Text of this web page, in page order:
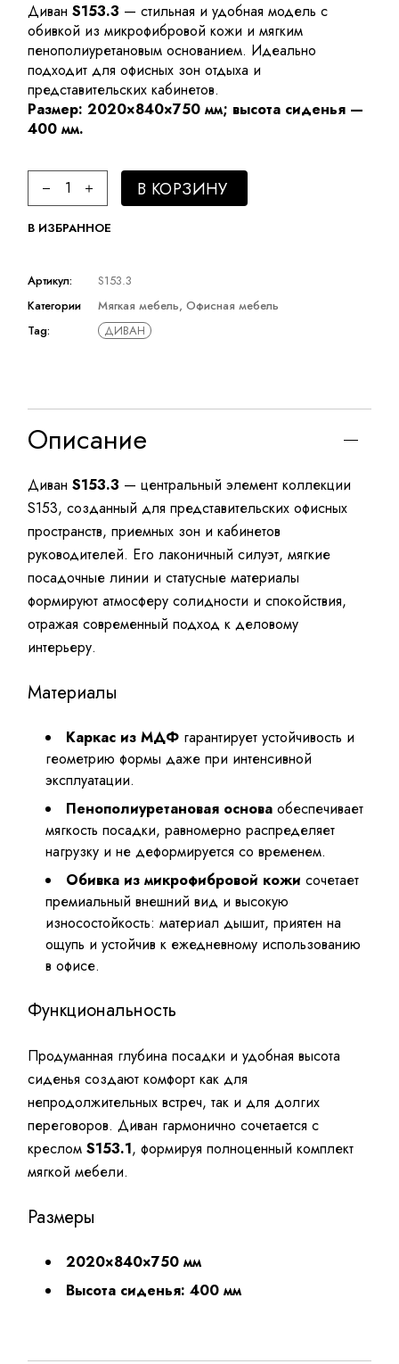
ДиванS153.3 — стильная и удобная модель с
обивкой из микрофибровой кожи и мягким
пенополиуретановым основанием. Идеально
подходит для офисных зон отдыха и
представительских кабинетов.
Размер: 2020×840×750 мм; высота сиденья —
400 мм.
Мягкая мебель Sitzone quantity
В КОРЗИНУ
В ИЗБРАННОЕ
Артикул:
S153.3
Категории
Мягкая мебель,Офисная мебель
Tag:
ДИВАН
Описание
ДиванS153.3 — центральный элемент коллекции
S153, созданный для представительских офисных
пространств, приемных зон и кабинетов
руководителей. Его лаконичный силуэт, мягкие
посадочные линии и статусные материалы
формируют атмосферу солидности и спокойствия,
отражая современный подход к деловому
интерьеру.
Материалы
Каркас из МДФ гарантирует устойчивость и
геометрию формы даже при интенсивной
эксплуатации.
Пенополиуретановая основа обеспечивает
мягкость посадки, равномерно распределяет
нагрузку и не деформируется со временем.
Обивка из микрофибровой кожи сочетает
премиальный внешний вид и высокую
износостойкость: материал дышит, приятен на
ощупь и устойчив к ежедневному использованию
в офисе.
Функциональность
Продуманная глубина посадки и удобная высота
сиденья создают комфорт как для
непродолжительных встреч, так и для долгих
переговоров. Диван гармонично сочетается с
кресломS153.1, формируя полноценный комплект
мягкой мебели.
Размеры
2020×840×750 мм
Высота сиденья: 400 мм